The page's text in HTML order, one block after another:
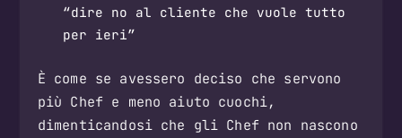
“dire no al cliente che vuole tutto
per ieri”
È come se avessero deciso che servono
più Chef e meno aiuto cuochi,
dimenticandosi che gli Chef non nascono